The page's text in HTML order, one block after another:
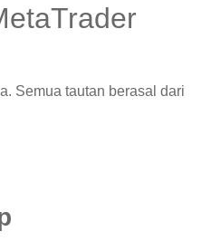
Semua tautan berasal dari